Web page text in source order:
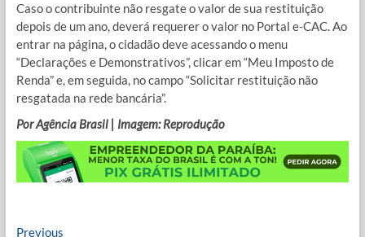
Caso o contribuinte não resgate o valor de sua restituição
depois de um ano, deverá requerer o valor no Portal e-CAC. Ao
entrar na página, o cidadão deve acessando o menu
“Declarações e Demonstrativos”, clicar em “Meu Imposto de
Renda” e, em seguida, no campo “Solicitar restituição não
resgatada na rede bancária”.
Por Agência Brasil | Imagem: Reprodução
PreviousPrevious